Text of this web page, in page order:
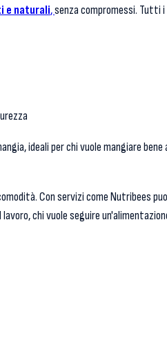
e naturali,senza compromessi. Tutti
ideali per chi vuole mangiare bene
Con servizi come Nutribees
chi vuole seguire